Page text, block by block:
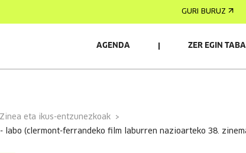
GURI BURUZ
AGENDA ZER EGIN
Zinea eta ikus-entzunezkoak
labo (clermont-ferrandeko film laburren nazioarteko 38.